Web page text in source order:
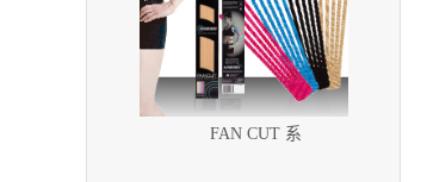
FAN CUT 系